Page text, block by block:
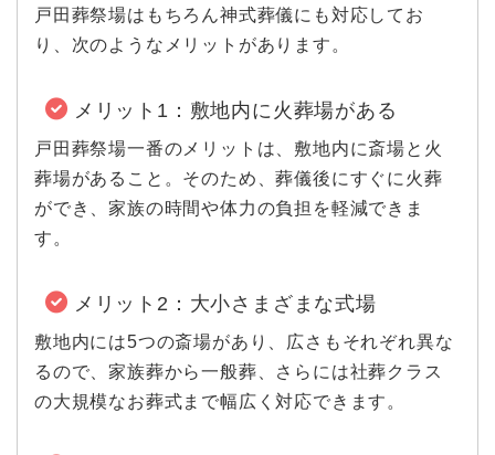
戸田葬祭場はもちろん神式葬儀にも対応してお
り、次のようなメリットがあります。
メリット1：敷地内に火葬場がある
戸田葬祭場一番のメリットは、敷地内に斎場と火
葬場があること。そのため、葬儀後にすぐに火葬
ができ、家族の時間や体力の負担を軽減できま
す。
メリット2：大小さまざまな式場
敷地内には5つの斎場があり、広さもそれぞれ異な
るので、家族葬から一般葬、さらには社葬クラス
の大規模なお葬式まで幅広く対応できます。